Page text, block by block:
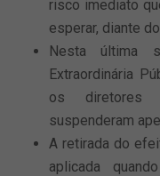
risco imediato
esperar, diante
Nesta última
Extraordinária
os diretores
suspenderam
A retirada do
aplicada